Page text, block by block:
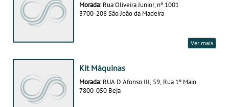
Morada: Rua Oliveira Junior, nº 1001
3700-208 São João da Madeira
Ver mais
Kit Máquinas
Morada: RUA D.Afonso III, 59, Rua 1º Maio
7800-050 Beja